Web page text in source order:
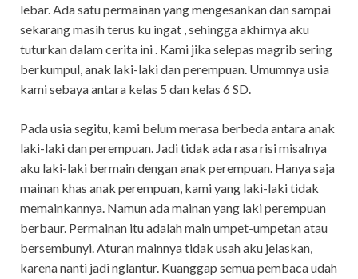
lebar. Ada satu permainan yang mengesankan dan sampai
sekarang masih terus ku ingat , sehingga akhirnya aku
tuturkan dalam cerita ini . Kami jika selepas magrib sering
berkumpul, anak laki-laki dan perempuan. Umumnya usia
kami sebaya antara kelas 5 dan kelas 6 SD.
Pada usia segitu, kami belum merasa berbeda antara anak
laki-laki dan perempuan. Jadi tidak ada rasa risi misalnya
aku laki-laki bermain dengan anak perempuan. Hanya saja
mainan khas anak perempuan, kami yang laki-laki tidak
memainkannya. Namun ada mainan yang laki perempuan
berbaur. Permainan itu adalah main umpet-umpetan atau
bersembunyi. Aturan mainnya tidak usah aku jelaskan,
karena nanti jadi nglantur. Kuanggap semua pembaca udah